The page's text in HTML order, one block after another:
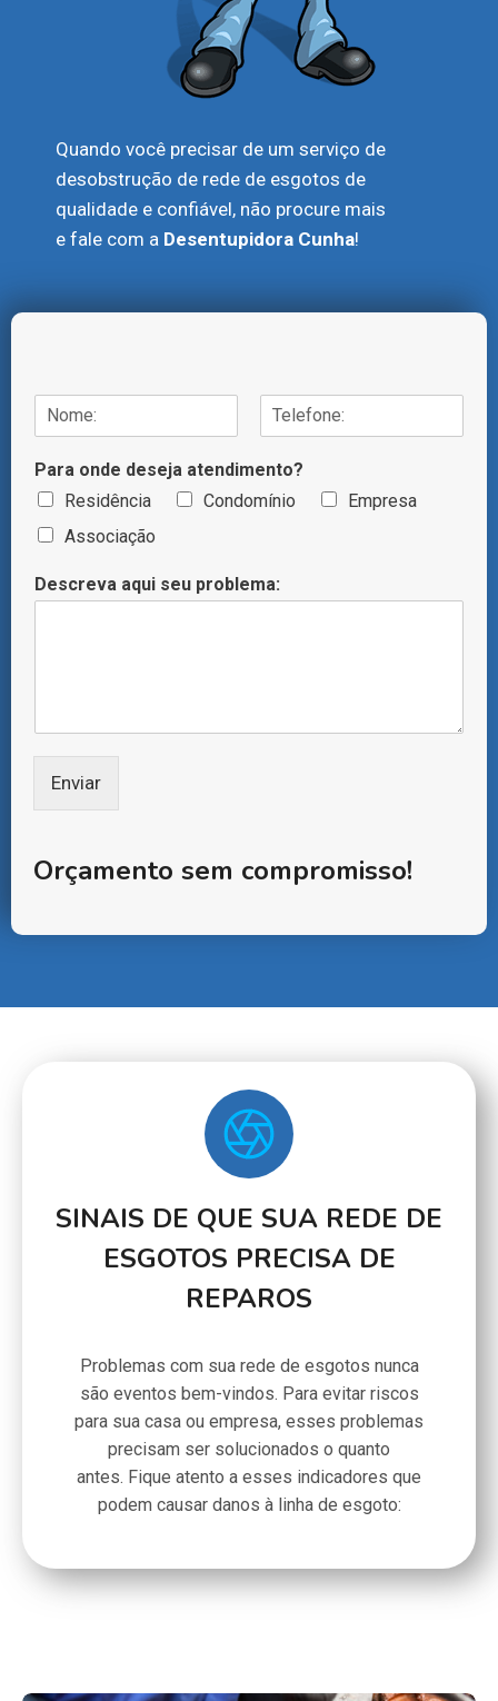
Quando você precisar de um serviço de
desobstrução de rede de esgotos de
qualidade e confiável, não procure mais
e fale com a Desentupidora Cunha!
e
/
e
e
f
o
m
e
b
r
e
Para onde deseja atendimento?
Residência
Condomínio
Empresa
Associação
Descreva aqui seu problema:
Enviar
Orçamento sem compromisso!
SINAIS DE QUE SUA REDE DE
ESGOTOS PRECISA DE
REPAROS
Problemas com sua rede de esgotos nunca
são eventos bem-vindos. Para evitar riscos
para sua casa ou empresa, esses problemas
precisam ser solucionados o quanto
antes. Fique atento a esses indicadores que
podem causar danos à linha de esgoto: